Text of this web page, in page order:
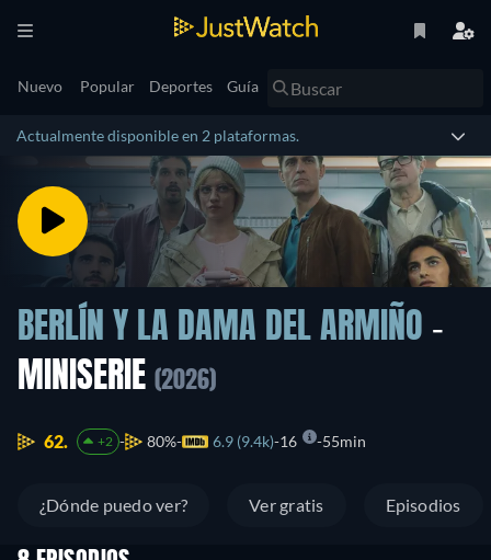
Nuevo Popular Deportes Guía
Actualmente disponible en 2 plataformas.
BERLÍN Y LA DAMA DEL ARMIÑO -
MINISERIE (2026)
62. +2 80% 6.9 (9.4k) 16 55min
¿Dónde puedo ver? Ver gratis Episodios